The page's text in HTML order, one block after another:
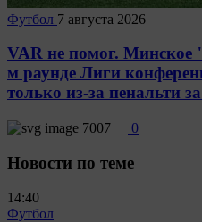
Футбол 7 августа 2026
VAR не помог.
м раунде Лиги
только из-за пенальти
7007 0
Новости по теме
14:40
Футбол